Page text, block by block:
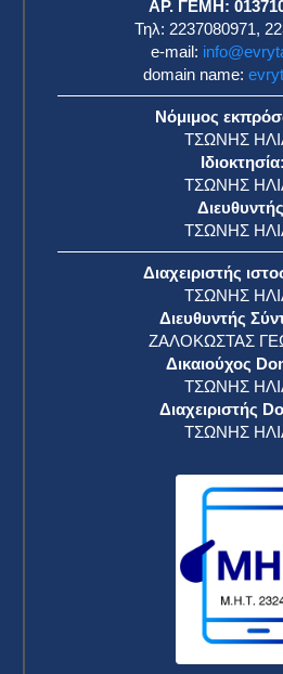
ΑΡ. ΓΕΜΗ:
Τηλ: 2237080971,
e-mail:
domain name:
Νόμιμος
ΤΣΩΝΗΣ
Ιδιοκτησία:
ΤΣΩΝΗΣ
ΤΣΩΝΗΣ
Διαχειριστής
ΤΣΩΝΗΣ
Διευθυντής
ΖΑΛΟΚΩΣΤΑΣ
Δικαιούχος
ΤΣΩΝΗΣ
Διαχειριστής
ΤΣΩΝΗΣ